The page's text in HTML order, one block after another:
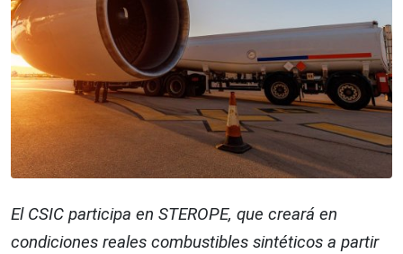
El CSIC participa en STEROPE, que creará en
condiciones reales combustibles sintéticos a partir